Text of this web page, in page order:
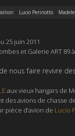
Lucio Perinotto
25 juin 2011
et Galerie ART 89
nous faire revivre
aux vieux hangars de
des avions de chasse
pièce d’avion de Lucio